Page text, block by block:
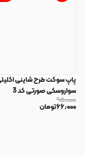
پاپ سوکت طرح شاینی
سواروسکی صورتی کد 3
۹۵٫۰۰۰
۶۶٫۰۰۰تومان